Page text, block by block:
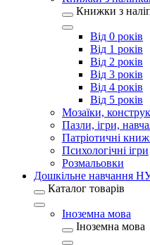
Книжки з
Від 0 років
Від 1 років
Від 2 років
Від 3 років
Від 4 років
Від 5 років
Мозаїки,
Пазли, ігри,
Патріотичні
Психологічні ігри
Розмальовки
Дошкільне навчання
Каталог товарів
Іноземна мова
Іноземна мова